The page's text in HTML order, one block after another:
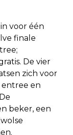
voor één
finale
De vier
zich voor
entree en
beker, een